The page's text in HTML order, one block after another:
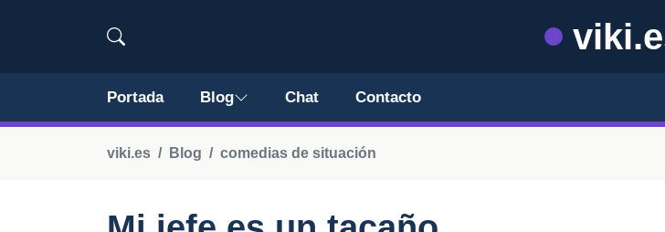
Portada Blog Chat Contacto
viki.es Blog comedias de situación